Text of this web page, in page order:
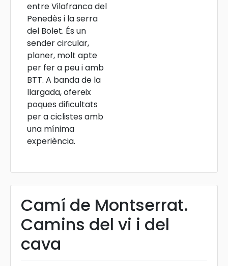
entre Vilafranca del
Penedès i la serra
del Bolet. És un
sender circular,
planer, molt apte
per fer a peu i amb
BTT. A banda de la
llargada, ofereix
poques dificultats
per a ciclistes amb
una mínima
experiència.
Camí de Montserrat.
Camins del vi i del
cava